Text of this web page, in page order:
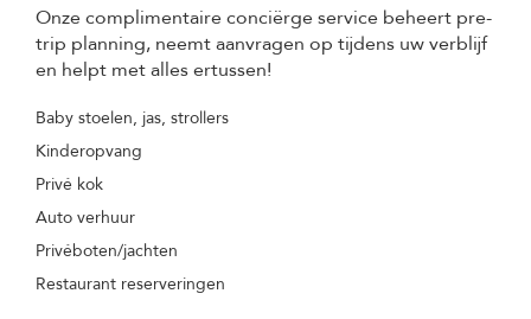
Onze complimentaire conciërge service beheert pre-
trip planning, neemt aanvragen op tijdens uw verblijf
en helpt met alles ertussen!
Baby stoelen, jas, strollers
Kinderopvang
Privé kok
Auto verhuur
Privéboten/jachten
Restaurant reserveringen